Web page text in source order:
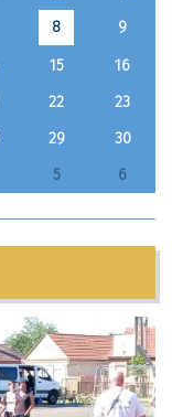
8 9
15
16
22
23
29
30
5 6